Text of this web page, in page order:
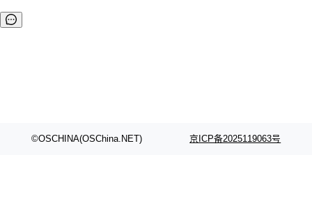
©OSCHINA(OSChina.NET) 京ICP备2025119063号